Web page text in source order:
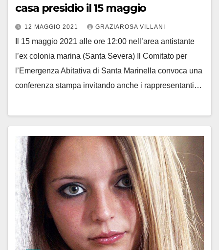
casa presidio il 15 maggio
12 MAGGIO 2021 GRAZIAROSA VILLANI
Il 15 maggio 2021 alle ore 12:00 nell’area antistante
l’ex colonia marina (Santa Severa) Il Comitato per
l’Emergenza Abitativa di Santa Marinella convoca una
conferenza stampa invitando anche i rappresentanti…